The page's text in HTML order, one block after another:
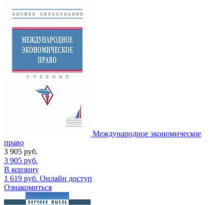
Международное экономическое
право
3 905 руб.
3 905 руб.
В корзину
1 619 руб. Онлайн доступ
Ознакомиться